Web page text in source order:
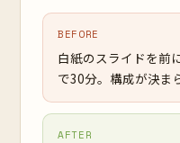
BEFORE
白紙のスライドを前
で30分。構成が決ま
AFTER